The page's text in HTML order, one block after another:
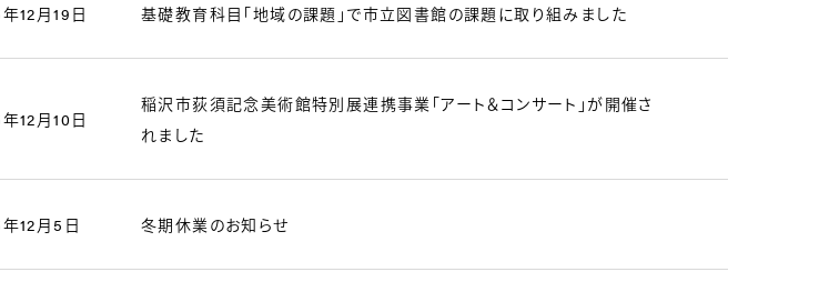
12月19日 基礎教育科目「地域の課題」で市立図書館の課題に取り組みました
12月10日
稲沢市荻須記念美術館特別展連携事業「アート＆コンサート」が開催さ
れました
12月5日 冬期休業のお知らせ